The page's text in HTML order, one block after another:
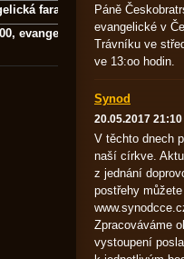
fara, Riegrova 283
evangelická fara, Riegrova
Páně
evangelické v
Trávníku ve
ve 13:oo hodin.
Synod
20.05.2017 21:10
V těchto dnech
naší církve.
z jednání
postřehy
Zpracováváme
vystoupení